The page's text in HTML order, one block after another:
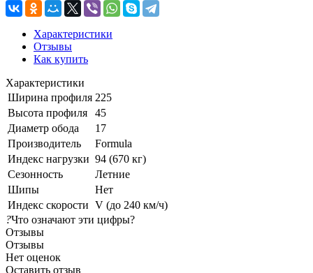
Характеристики
Отзывы
Как купить
Характеристики
Ширина профиля 225
Высота профиля
45
Диаметр обода
17
Производитель
Formula
Индекс нагрузки 94 (670 кг)
Сезонность
Летние
Шипы
Нет
Индекс скорости V (до 240 км/ч)
?Что означают эти цифры?
Отзывы
Отзывы
Нет оценок
Оставить отзыв